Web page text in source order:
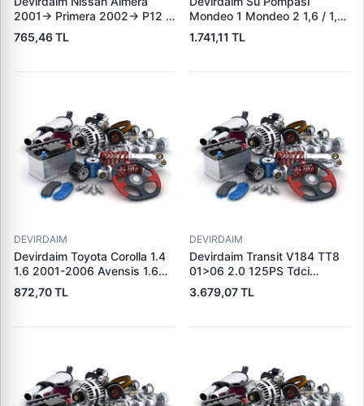
2001-> Primera 2002-> P12
Kasa | KRAFTVOLL
08010326 | OEM
765,46 TL
Mondeo 1 Mondeo 2 1,6 / 1,8
/ 2,0 16V 93>00 | DOLZ F126
| OEM 938M 8591 AA
1.741,11 TL
DEVIRDAIM
Devirdaim Toyota Corolla 1.4
1.6 2001-2006 Avensis 1.6
2003-2007 Auris Vvti 1.4
2006-2012 | KRAFTVOLL
1610009080
872,70 TL
DEVIRDAIM
Devirdaim Transit V184 TT8
01>06 2.0 125PS Tdci
Mondeo 3 00>07 3 2.0
125PS Tdci / 10-Type Jaguar
2.0 Tdci 125PS | DOLZ
3.679,07 TL